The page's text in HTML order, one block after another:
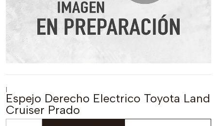
|
Espejo Derecho Electrico Toyota Land
Cruiser Prado